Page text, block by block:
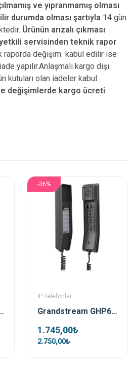
ve yıpranmamış olması
durumda olması şartıyla 14 gün
Ürünün arızalı çıkması
servisinden teknik rapor
raporda değişim kabul edilir ise
yapılır.Anlaşmalı kargo dışı
kutuları olan iadeler kabul
değişimlerde kargo ücreti
Ip Duvar Telefonu
-36%
IP Telefonlar
Grandstream GHP611 Siyah Ip Duvar Telefonu
1.745,00₺
2.750,00₺